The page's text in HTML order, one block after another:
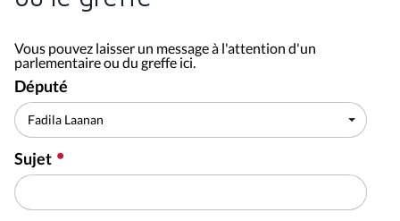
Vous pouvez laisser un message à l'attention d'un
parlementaire ou du greffe ici.
Député
Sujet